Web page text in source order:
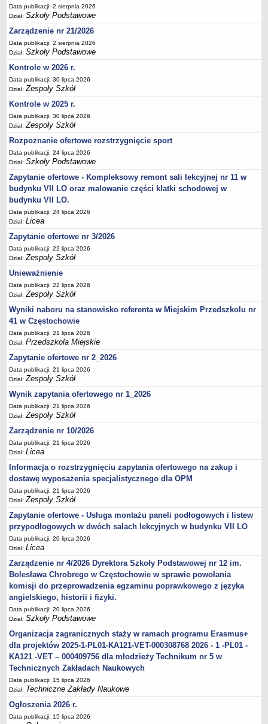
Majątek
Godziny dyżurów
Ogłoszenia
Zarządzenia
Rejestry, ewidencje, archiwa
Kontrole
PONOWNE WYKORZYSTYWANIE
Sprawozdania
Deklaracja dostępności
DEKLARACJA DOSTĘPNOŚCI
OŚWIADCZENIA MAJĄTKOWE
PONOWNE WYKORZYSTYWANIE
UDOSTĘPNIANIE INFORMACJI PUBLICZNEJ
OCHRONA DANYCH OSOBOWYCH
Data publikacji: 2 sierpnia 2026
Dział:Szkoły Podstawowe
Zarządzenie nr 21/2026
Data publikacji: 2 sierpnia 2026
Dział:Szkoły Podstawowe
Kontrole w 2026 r.
Data publikacji: 30 lipca 2026
Dział:Zespoły Szkół
Kontrole w 2025 r.
Data publikacji: 30 lipca 2026
Dział:Zespoły Szkół
Rozpoznanie ofertowe rozstrzygnięcie sport
Data publikacji: 24 lipca 2026
Dział:Szkoły Podstawowe
Zapytanie ofertowe - Kompleksowy remont sali lekcyjnej nr 11 w
budynku VII LO oraz malowanie części klatki schodowej w
budynku VII LO.
Data publikacji: 24 lipca 2026
Dział:Licea
Zapytanie ofertowe nr 3/2026
Data publikacji: 22 lipca 2026
Dział:Zespoły Szkół
Unieważnienie
Data publikacji: 22 lipca 2026
Dział:Zespoły Szkół
Wyniki naboru na stanowisko referenta w Miejskim Przedszkolu nr
41 w Częstochowie
Data publikacji: 21 lipca 2026
Dział:Przedszkola Miejskie
Zapytanie ofertowe nr 2_2026
Data publikacji: 21 lipca 2026
Dział:Zespoły Szkół
Wynik zapytania ofertowego nr 1_2026
Data publikacji: 21 lipca 2026
Dział:Zespoły Szkół
Zarządzenie nr 10/2026
Data publikacji: 21 lipca 2026
Dział:Licea
Informacja o rozstrzygnięciu zapytania ofertowego na zakup i
dostawę wyposażenia specjalistycznego dla OPM
Data publikacji: 21 lipca 2026
Dział:Zespoły Szkół
Zapytanie ofertowe - Usługa montażu paneli podłogowych i listew
przypodłogowych w dwóch salach lekcyjnych w budynku VII LO
Data publikacji: 20 lipca 2026
Dział:Licea
Zarządzenie nr 4/2026 Dyrektora Szkoły Podstawowej nr 12 im.
Bolesława Chrobrego w Częstochowie w sprawie powołania
komisji do przeprowadzenia egzaminu poprawkowego z języka
angielskiego, historii i fizyki.
Data publikacji: 20 lipca 2026
Dział:Szkoły Podstawowe
Organizacja zagranicznych staży w ramach programu Erasmus+
dla projektów 2025-1-PL01-KA121-VET-000308768 2026 - 1 -PL01 -
KA121 -VET – 000409756 dla młodzieży Technikum nr 5 w
Technicznych Zakładach Naukowych
Data publikacji: 15 lipca 2026
Dział: Techniczne Zakłady Naukowe
Ogłoszenia 2026 r.
Data publikacji: 15 lipca 2026